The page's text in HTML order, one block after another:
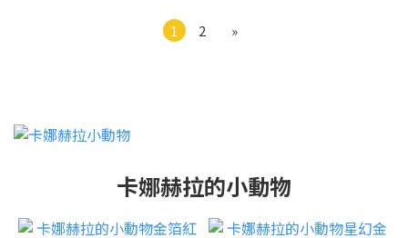
1 2 »
卡娜赫拉的小動物